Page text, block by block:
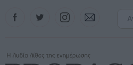
Instagram